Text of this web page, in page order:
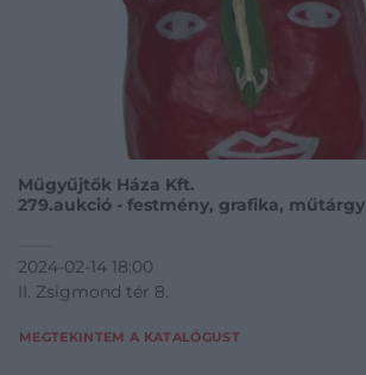
Műgyűjtők Háza Kft.
279.aukció - festmény, grafika, műtárgy
2024-02-14 18:00
II. Zsigmond tér 8.
MEGTEKINTEM A KATALÓGUST